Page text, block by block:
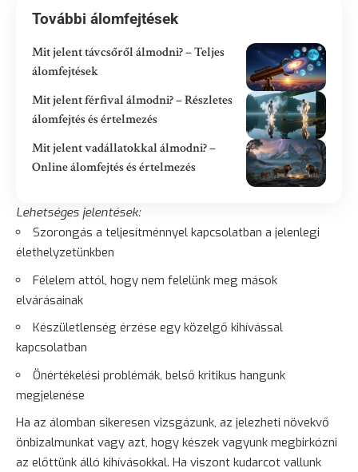
További álomfejtések
Mit jelent távcsőről álmodni? – Teljes
álomfejtések
Mit jelent férfival álmodni? – Részletes
álomfejtés és értelmezés
Mit jelent vadállatokkal álmodni? –
Online álomfejtés és értelmezés
Lehetséges jelentések:
Szorongás a teljesítménnyel kapcsolatban a jelenlegi
élethelyzetünkben
Félelem attól, hogy nem felelünk meg mások
elvárásainak
Készületlenség érzése egy közelgő kihívással
kapcsolatban
Önértékelési problémák, belső kritikus hangunk
megjelenése
Ha az álomban sikeresen vizsgázunk, az jelezheti növekvő
önbizalmunkat vagy azt, hogy készek vagyunk megbirkózni
az előttünk álló kihívásokkal. Ha viszont kudarcot vallunk